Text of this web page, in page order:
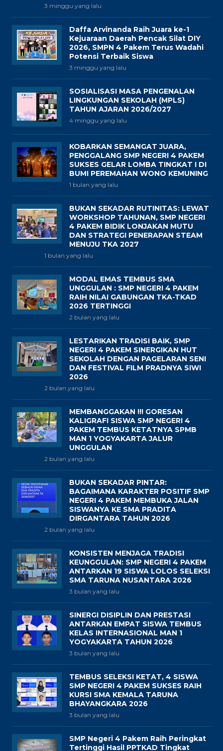
3 minggu yang lalu
Daffa Arvinanda Raih Juara ke-1
Kejuaraan Daerah Pencak Silat DIY
2026, SMPN 4 Pakem Terus Wadahi
Potensi Terbaik Siswa
3 minggu yang lalu
SOSIALISASI MASA PENGENALAN
LINGKUNGAN SEKOLAH (MPLS)
TAHUN AJARAN 2026/2027
4 minggu yang lalu
KOBARKAN SEMANGAT JUARA,
PENGGALANG SMP NEGERI 4 PAKEM
SUKSES GELAR LOMBA TINGKAT I DI
BUMI PEREMAHAN WONO KEMUNING
1 bulan yang lalu
BUKAN SEKADAR RUTINITAS: LEWAT
WORKSHOP TAHUNAN, SMP NEGERI
4 PAKEM BIDIK LONJAKAN MUTU
DAN STRATEGI PENERAPAN STEAM
MENUJU TKA 2027
1 bulan yang lalu
MODAL EMAS TEMBUS SMA
UNGGULAN : SMP NEGERI 4 PAKEM
RAIH NILAI GABUNGAN TKA-TKAD
2026 TERTINGGI
2 bulan yang lalu
LESTARIKAN TRADISI BAIK, SMP
NEGERI 4 PAKEM SINERGIKAN HUT
SEKOLAH DENGAN PAGELARAN SENI
DAN FESTIVAL FILM PRADNYA SIWI
2026
2 bulan yang lalu
MEMBANGGAKAN !!! GORESAN
KALIGRAFI SISWA SMP NEGERI 4
PAKEM TEMBUS KETATNYA SPMB
MAN 1 YOGYAKARTA JALUR
UNGGULAN
2 bulan yang lalu
BUKAN SEKADAR PINTAR:
BAGAIMANA KARAKTER POSITIF SMP
NEGERI 4 PAKEM MEMBUKA JALAN
SISWANYA KE SMA PRADITA
DIRGANTARA TAHUN 2026
2 bulan yang lalu
KONSISTEN MENJAGA TRADISI
KEUNGGULAN: SMP NEGERI 4 PAKEM
ANTARKAN 19 SISWA LOLOS SELEKSI
SMA TARUNA NUSANTARA 2026
3 bulan yang lalu
SINERGI DISIPLIN DAN PRESTASI
ANTARKAN EMPAT SISWA TEMBUS
KELAS INTERNASIONAL MAN 1
YOGYAKARTA TAHUN 2026
3 bulan yang lalu
TEMBUS SELEKSI KETAT, 4 SISWA
SMP NEGERI 4 PAKEM SUKSES RAIH
KURSI SMA KEMALA TARUNA
BHAYANGKARA 2026
3 bulan yang lalu
SMP Negeri 4 Pakem Raih Peringkat
Tertinggi Hasil PPTKAD Tingkat